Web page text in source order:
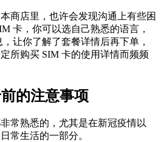
商店里，也许会发现沟通上有些困
卡，你可以选自己熟悉的语言，
让你了解了套餐详情后再下单，
所购买 SIM 卡的使用详情而频频
的注意事项
常熟悉的，尤其是在新冠疫情以
常生活的一部分。